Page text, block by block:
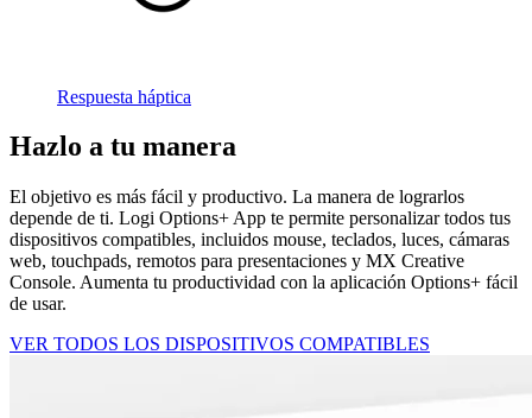
Respuesta háptica
Hazlo a tu manera
El objetivo es más fácil y productivo. La manera de lograrlos
depende de ti. Logi Options+ App te permite personalizar todos tus
dispositivos compatibles, incluidos mouse, teclados, luces, cámaras
web, touchpads, remotos para presentaciones y MX Creative
Console. Aumenta tu productividad con la aplicación Options+ fácil
de usar.
VER TODOS LOS DISPOSITIVOS COMPATIBLES